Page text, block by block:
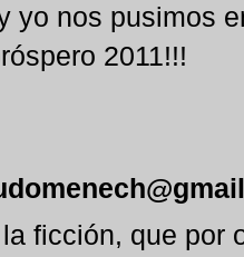
yo nos pusimos
2011!!!
ficción, que por